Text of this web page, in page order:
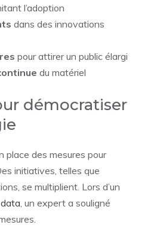
l’adoption
dans des innovations
pour attirer un public élargi
du matériel
démocratiser
place des mesures pour
initiatives, telles que
se multiplient. Lors d’un
, un expert a souligné